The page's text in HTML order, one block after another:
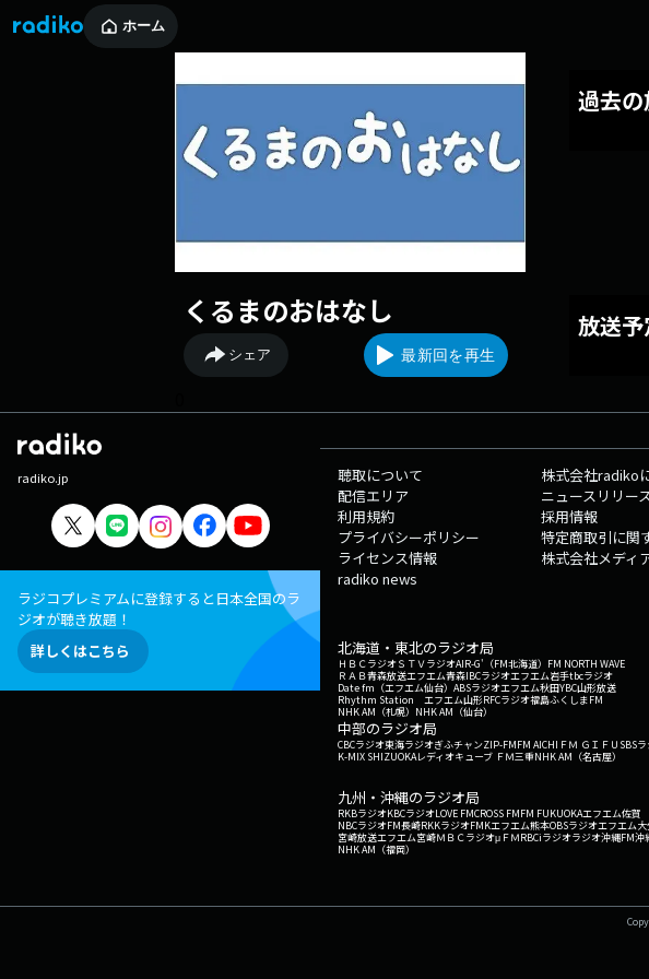
ホーム
くるまのおはなし
シェア 最新回を再生
過去
放送
radiko.jp
ラジコプレミアムに登録すると日本全国のラ
ジオが聴き放題！
詳しくはこちら
聴取について
配信エリア
利用規約
プライバシーポリシー
ライセンス情報
radiko news
株式会社radiko
ニュースリリー
採用情報
特定商取引に関
株式会社メディ
北海道・東北のラジオ局
ＨＢＣラジオＳＴＶラジオAIR-G'（FM北海道） FM NORTH WAVE
ＲＡＢ青森放送エフエム青森IBCラジオエフエム岩手tbcラジオ
Date fm（エフエム仙台） ABSラジオエフエム秋田YBC山形放送
Rhythm Station エフエム山形RFCラジオ福島ふくしまFM
NHK AM（札幌） NHK AM（仙台）
中部のラジオ局
CBCラジオ東海ラジオぎふチャンZIP-FMFM AICHI ＦＭ ＧＩＦＵ SBS
K-MIX SHIZUOKAレディオキューブ ＦＭ三重NHK AM（名古屋）
九州・沖縄のラジオ局
RKBラジオKBCラジオLOVE FMCROSS FMFM FUKUOKAエフエム佐賀
NBCラジオFM長崎RKKラジオFMKエフエム熊本OBSラジオエフエム大
宮崎放送エフエム宮崎ＭＢＣラジオμＦＭRBCiラジオラジオ沖縄FM沖
NHK AM（福岡）